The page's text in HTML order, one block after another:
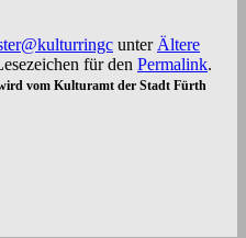
unter Ältere
für den Permalink.
vom Kulturamt der Stadt Fürth